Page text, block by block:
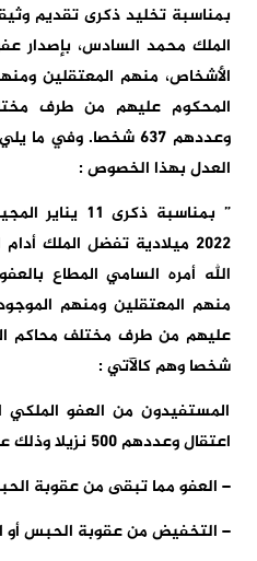
بمناسبة تخليد ذكرى تقديم
الملك محمد السادس، بإصدار
الأشخاص، منهم المعتقلين
المحكوم عليهم من طرف
وعددهم 637 شخصا. وفي
العدل بهذا الخصوص :
2022 ميلادية تفضل الملك
الله أمره السامي المطاع
منهم المعتقلين ومنهم
شخصا وهم كالآتي :
المستفيدون من العفو
اعتقال وعددهم 500 نزيلا وذلك على النحو التالي :
– العفو مما تبقى من عقوبة الحبس
– التخفيض من عقوبة الحبس أو السجن